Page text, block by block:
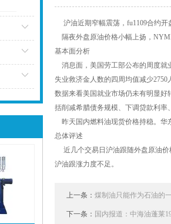
沪油近期窄幅震荡，fu1109合约开
隔夜外盘原油价格小幅上扬，
基本面分析
消息面，美国劳工部公布的周度就
失业救济金人数的四周均值减少
数据来看美国就业市场仍未有明显
括削减希腊债务规模、下调贷款利率
昨天国内燃料油现货价格持稳。华
总体评述
近几个交易日沪油跟随外盘原油价
沪油跟涨力度不足。
上一条： 煤制油只能作为石油的
下一条： 国内报道：中海油蓬莱